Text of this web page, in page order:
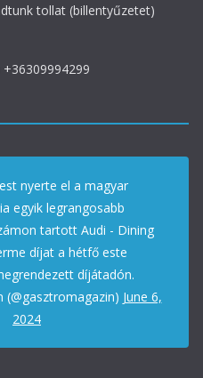
tollat (billentyűzetet)
nyerte el a magyar
egyik legrangosabb
tartott Audi - Dining
díjat a hétfő este
díjátadón.
June 6,
2024